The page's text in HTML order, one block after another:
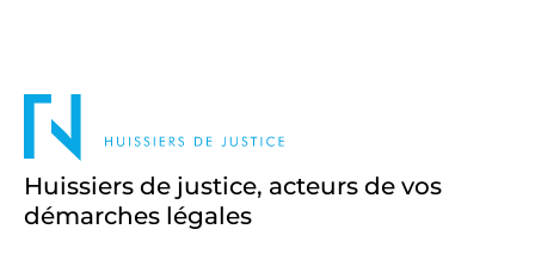
Huissiers de justice, acteurs de vos
démarches légales